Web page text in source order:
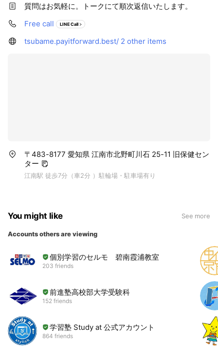
質問はお気軽に。トークにて順次返信いたします。
Free call
LINE Call
tsubame.payitforward.best/ 2 other items
〒483-8177 愛知県 江南市北野町川石 25-11 旧保健セン
ター
江南駅 徒歩7分（車2分 ）駐輪場・駐車場有り
You might like See more
Accounts others are viewing
個別学習のセルモ 碧南霞浦教室
203 friends
前進塾高校部大学受験科
152 friends
学習塾 Study at 公式アカウント
864 friends